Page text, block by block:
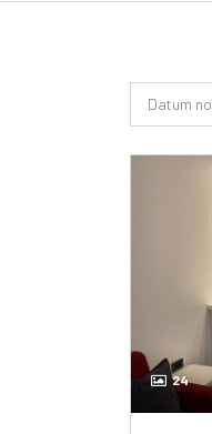
Datum
24